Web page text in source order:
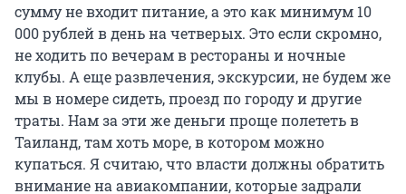
сумму не входит питание, а это как минимум 10
000 рублей в день на четверых. Это если скромно,
не ходить по вечерам в рестораны и ночные
клубы. А еще развлечения, экскурсии, не будем же
мы в номере сидеть, проезд по городу и другие
траты. Нам за эти же деньги проще полететь в
Таиланд, там хоть море, в котором можно
купаться. Я считаю, что власти должны обратить
внимание на авиакомпании, которые задрали